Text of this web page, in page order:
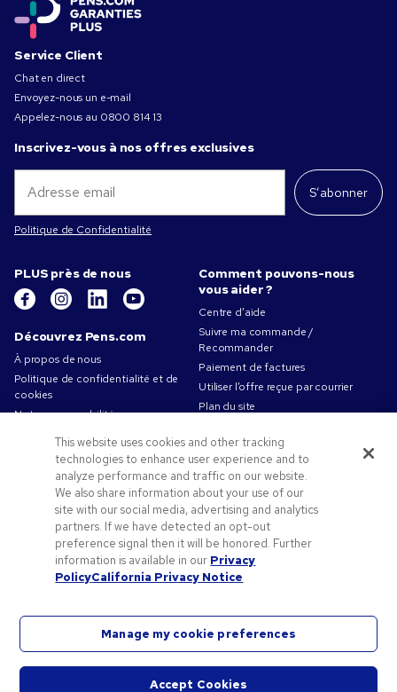
Service Client
Chat en direct
Envoyez-nous un e-mail
Appelez-nous au 0800 814 13
Inscrivez-vous à nos offres exclusives
S’abonner
Politique de Confidentialité
PLUS près de nous
Découvrez Pens.com
À propos de nous
Politique de confidentialité et de
cookies
Notre responsabilité
Conditions d'utilisation
Conditions générales de vente
Travailler chez Pens.com
Offres et ressources
Objets publicitaires
Codes promo & coupons
Conseils de création
Comment pouvons-nous
vous aider ?
Centre d’aide
Suivre ma commande /
Recommander
Paiement de factures
Utiliser l’offre reçue par courrier
Plan du site
©2026 National Pen Company. Tous droits réservés. Pens.com et son logo sont des marques
déposées de National Pen Company. Toutes les autres marques appartiennent à leurs
This website uses cookies and other tracking
technologies to enhance user experience and to
analyze performance and traffic on our website.
We also share information about your use of our
site with our social media, advertising and analytics
partners. If we have detected an opt-out
preference signal then it will be honored. Further
information is available in our Privacy
PolicyCalifornia Privacy Notice
Manage my cookie preferences
Accept Cookies